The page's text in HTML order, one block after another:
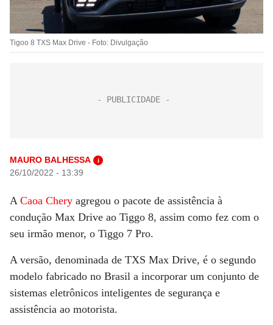
Tigoo 8 TXS Max Drive - Foto: Divulgação
MAURO BALHESSA i
26/10/2022 - 13:39
A Caoa Chery agregou o pacote de assistência à
condução Max Drive ao Tiggo 8, assim como fez com o
seu irmão menor, o Tiggo 7 Pro.
A versão, denominada de TXS Max Drive, é o segundo
modelo fabricado no Brasil a incorporar um conjunto de
sistemas eletrônicos inteligentes de segurança e
assistência ao motorista.